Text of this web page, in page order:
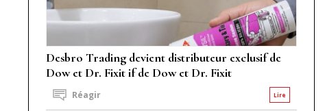
Desbro Trading devient distributeur exclusif de
Dow et Dr. Fixit if de Dow et Dr. Fixit
Lire
Réagir